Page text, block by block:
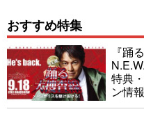
おすすめ特集
『踊
特典
ン情